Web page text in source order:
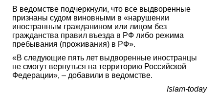
В ведомстве подчеркнули, что все выдворенные
признаны судом виновными в «нарушении
иностранным гражданином или лицом без
гражданства правил въезда в РФ либо режима
пребывания (проживания) в РФ».
«В следующие пять лет выдворенные иностранцы
не смогут вернуться на территорию Российской
Федерации», – добавили в ведомстве.
Islam-today